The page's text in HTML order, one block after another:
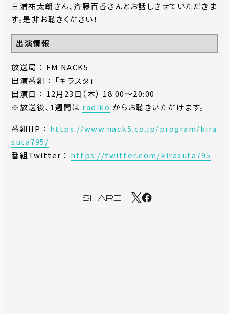
三浦祐太朗さん、斉藤百香さんとお話しさせていただきま
す。是非お聴きください！
出演情報
放送局 ： FM NACK5
出演番組 ： 「キラスタ」
出演日 ： 12月23日（木） 18:00〜20:00
※放送後、1週間は radiko からお聴きいただけます。
番組HP ： https://www.nack5.co.jp/program/kira
suta795/
番組Twitter ： https://twitter.com/kirasuta795
SHARE